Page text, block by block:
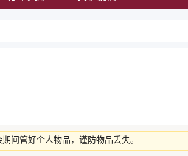
间管好个人物品，谨防物品丢失。